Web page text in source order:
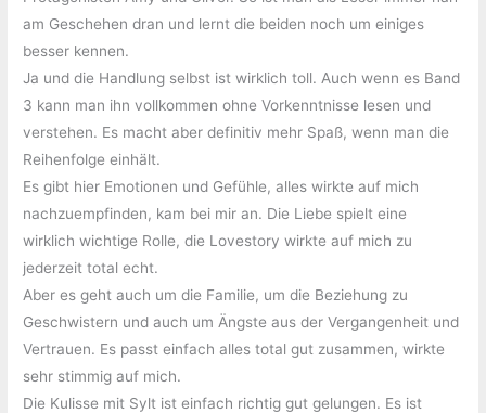
am Geschehen dran und lernt die beiden noch um einiges
besser kennen.
Ja und die Handlung selbst ist wirklich toll. Auch wenn es Band
3 kann man ihn vollkommen ohne Vorkenntnisse lesen und
verstehen. Es macht aber definitiv mehr Spaß, wenn man die
Reihenfolge einhält.
Es gibt hier Emotionen und Gefühle, alles wirkte auf mich
nachzuempfinden, kam bei mir an. Die Liebe spielt eine
wirklich wichtige Rolle, die Lovestory wirkte auf mich zu
jederzeit total echt.
Aber es geht auch um die Familie, um die Beziehung zu
Geschwistern und auch um Ängste aus der Vergangenheit und
Vertrauen. Es passt einfach alles total gut zusammen, wirkte
sehr stimmig auf mich.
Die Kulisse mit Sylt ist einfach richtig gut gelungen. Es ist